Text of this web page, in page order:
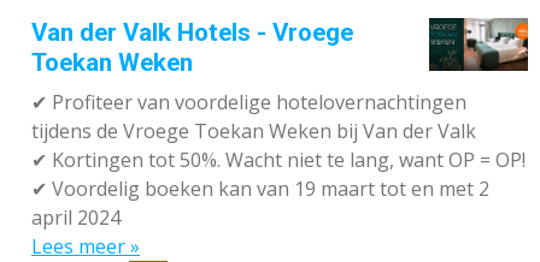
Van der Valk Hotels - Vroege
Toekan Weken
✔ Profiteer van voordelige hotelovernachtingen
tijdens de Vroege Toekan Weken bij Van der Valk
✔ Kortingen tot 50%. Wacht niet te lang, want OP = OP!
✔ Voordelig boeken kan van 19 maart tot en met 2
april 2024
Lees meer »